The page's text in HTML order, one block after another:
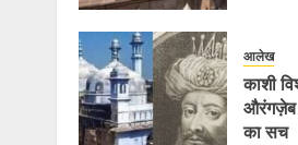
आलेख
काशी
औरंगज़ेब
का सच